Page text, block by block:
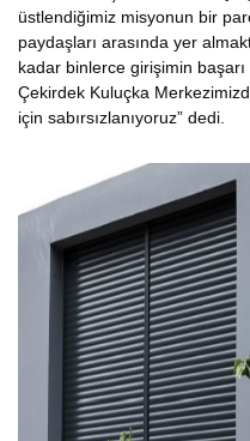
üstlendiğimiz misyonun bir
paydaşları arasında yer
kadar binlerce girişimin
Çekirdek Kuluçka
için sabırsızlanıyoruz” dedi.